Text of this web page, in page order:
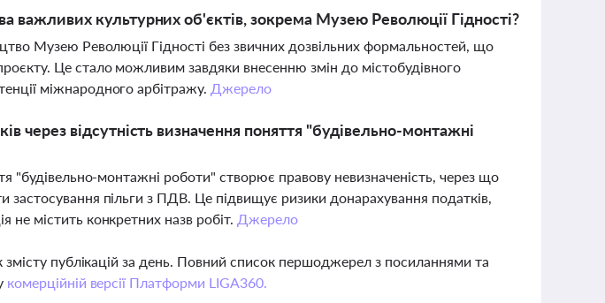
важливих культурних об'єктів, зокрема Музею Революції Гідності?
Музею Революції Гідності без звичних дозвільних формальностей, що
Це стало можливим завдяки внесенню змін до містобудівного
міжнародного арбітражу. Джерело
через відсутність визначення поняття "будівельно-монтажні
"будівельно-монтажні роботи" створює правову невизначеність, через що
застосування пільги з ПДВ. Це підвищує ризики донарахування податків,
містить конкретних назв робіт. Джерело
публікацій за день. Повний список першоджерел з посиланнями та
комерційній версії Платформи LIGA360.